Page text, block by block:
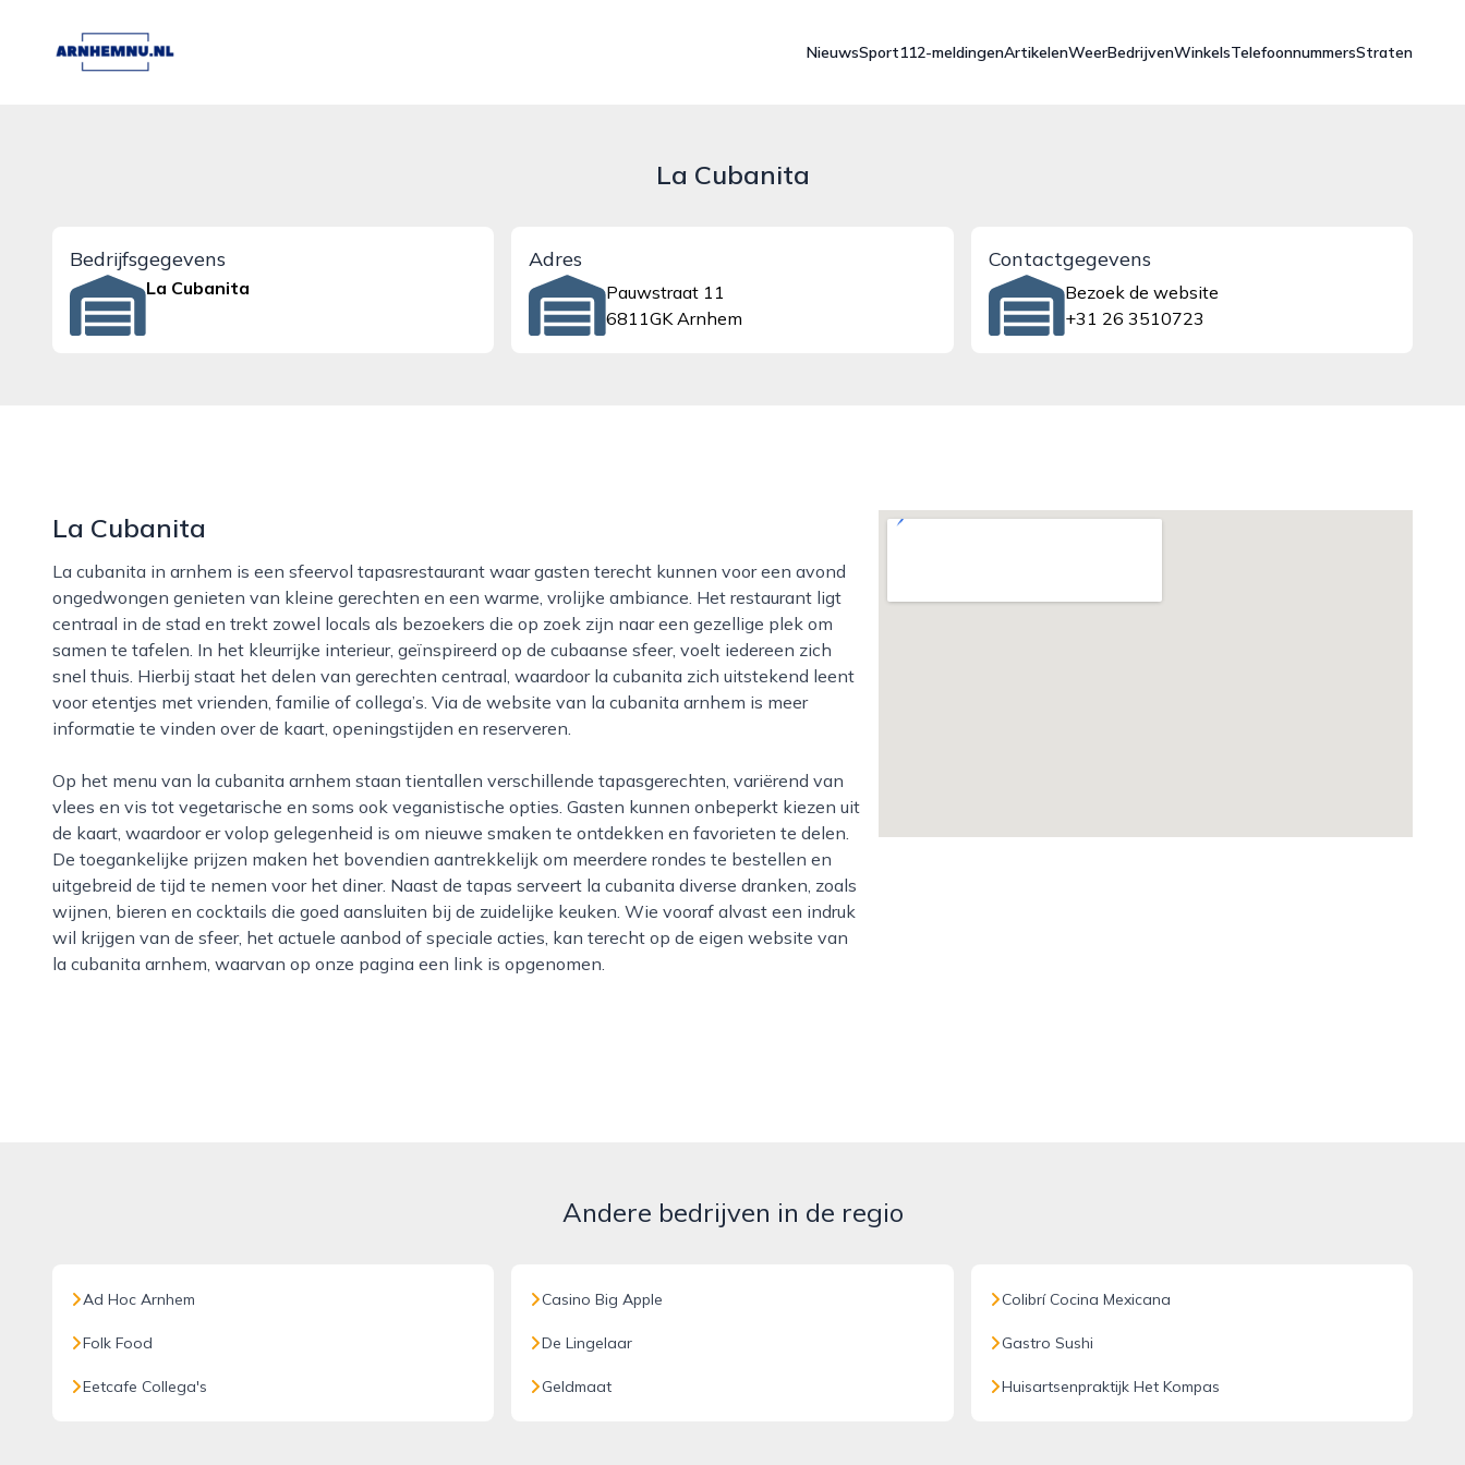
arnhemnu.nl
NieuwsSport112-meldingenArtikelenWeerBedrijvenWinkelsTelefoonnummersStraten
La Cubanita
Bedrijfsgegevens
La Cubanita
Adres
Pauwstraat 11
6811GK Arnhem
Contactgegevens
Bezoek de website
+31 26 3510723
La Cubanita
La cubanita in arnhem is een sfeervol tapasrestaurant waar gasten terecht kunnen voor een avond
ongedwongen genieten van kleine gerechten en een warme, vrolijke ambiance. Het restaurant ligt
centraal in de stad en trekt zowel locals als bezoekers die op zoek zijn naar een gezellige plek om
samen te tafelen. In het kleurrijke interieur, geïnspireerd op de cubaanse sfeer, voelt iedereen zich
snel thuis. Hierbij staat het delen van gerechten centraal, waardoor la cubanita zich uitstekend leent
voor etentjes met vrienden, familie of collega’s. Via de website van la cubanita arnhem is meer
informatie te vinden over de kaart, openingstijden en reserveren.
Op het menu van la cubanita arnhem staan tientallen verschillende tapasgerechten, variërend van
vlees en vis tot vegetarische en soms ook veganistische opties. Gasten kunnen onbeperkt kiezen uit
de kaart, waardoor er volop gelegenheid is om nieuwe smaken te ontdekken en favorieten te delen.
De toegankelijke prijzen maken het bovendien aantrekkelijk om meerdere rondes te bestellen en
uitgebreid de tijd te nemen voor het diner. Naast de tapas serveert la cubanita diverse dranken, zoals
wijnen, bieren en cocktails die goed aansluiten bij de zuidelijke keuken. Wie vooraf alvast een indruk
wil krijgen van de sfeer, het actuele aanbod of speciale acties, kan terecht op de eigen website van
la cubanita arnhem, waarvan op onze pagina een link is opgenomen.
Andere bedrijven in de regio
Ad Hoc Arnhem
Folk Food
Eetcafe Collega's
Casino Big Apple
De Lingelaar
Geldmaat
Colibrí Cocina Mexicana
Gastro Sushi
Huisartsenpraktijk Het Kompas